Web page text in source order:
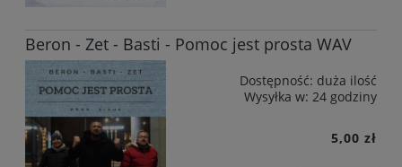
Beron - Zet - Basti - Pomoc jest prosta WAV
Dostępność: duża ilość
Wysyłka w: 24 godziny
5,00 zł